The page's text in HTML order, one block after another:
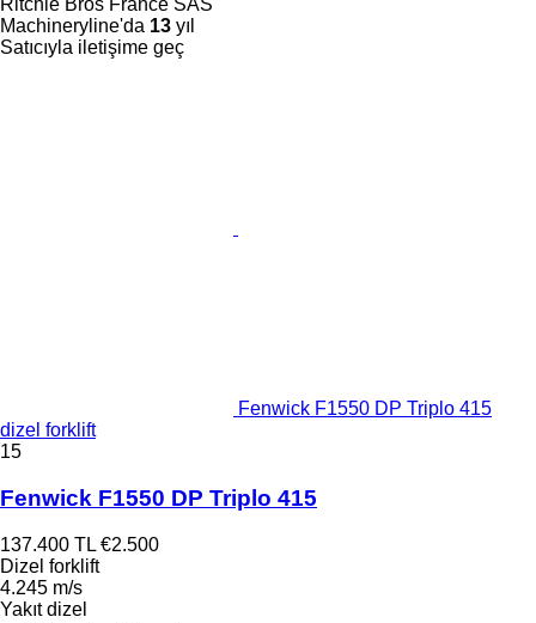
Ritchie Bros France SAS
Machineryline'da 13 yıl
Satıcıyla iletişime geç
Fenwick F1550 DP Triplo 415
dizel forklift
15
Fenwick F1550 DP Triplo 415
137.400 TL €2.500
Dizel forklift
4.245 m/s
Yakıt dizel